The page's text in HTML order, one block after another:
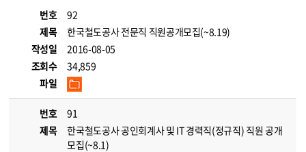
번호
92
제목
한국철도공사 전문직 직원공개모집(~8.19)
작성일
2016-08-05
조회수
34,859
파일
번호
91
제목
한국철도공사 공인회계사 및 IT 경력직(정규직) 직원 공개
모집(~8.1)